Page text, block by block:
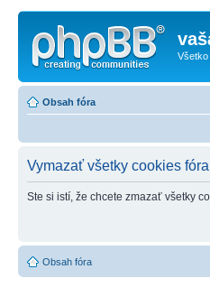
Všetko
Obsah fóra
Vymazať všetky cookies fóra
Ste si istí, že chcete zmazať všetky
Obsah fóra